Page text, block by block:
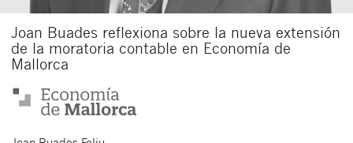
Joan Buades reflexiona sobre la nueva extensión
de la moratoria contable en Economía de
Mallorca